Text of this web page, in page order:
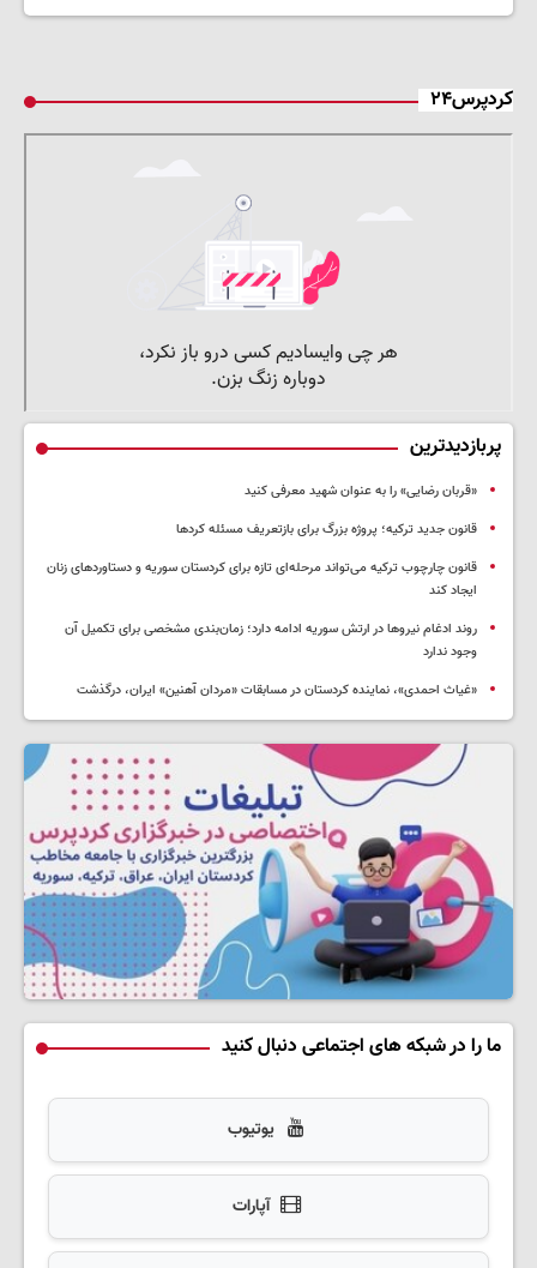
کردپرس۲۴
پربازدیدترین
«قربان رضایی» را به عنوان شهید معرفی کنید
قانون جدید ترکیه؛ پروژه بزرگ‌ برای بازتعریف مسئله کردها
قانون چارچوب ترکیه می‌تواند مرحله‌ای تازه برای کردستان سوریه و دستاوردهای زنان
ایجاد کند
روند ادغام نیروها در ارتش سوریه ادامه دارد؛ زمان‌بندی مشخصی برای تکمیل آن
وجود ندارد
«غیاث احمدی»، نماینده کردستان در مسابقات «مردان آهنین» ایران، درگذشت
ما را در شبکه های اجتماعی دنبال کنید
یوتیوب
آپارات